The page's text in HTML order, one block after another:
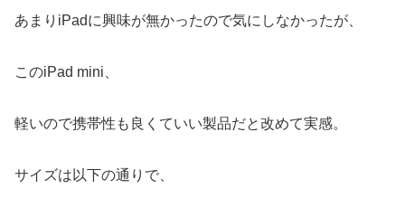
あまりiPadに興味が無かったので気にしなかったが、
このiPad mini、
軽いので携帯性も良くていい製品だと改めて実感。
サイズは以下の通りで、